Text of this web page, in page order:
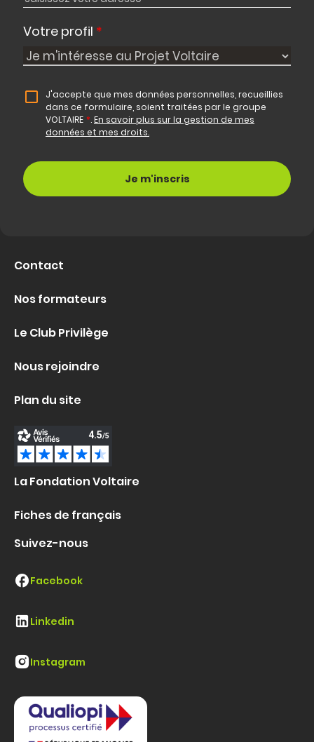
Votre profil *
J'accepte que mes données personnelles, recueillies
dans ce formulaire, soient traitées par le groupe
VOLTAIRE *.En savoir plus sur la gestion de mes
données et mes droits.
Contact
Nos formateurs
Le Club Privilège
Nous rejoindre
Plan du site
La Fondation Voltaire
Fiches de français
Suivez-nous
Facebook
Linkedin
Instagram